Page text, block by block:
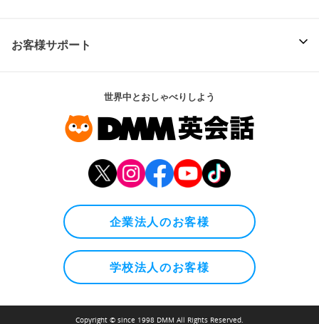
お客様サポート
世界中とおしゃべりしよう
企業法人のお客様
学校法人のお客様
Copyright © since 1998 DMM All Rights Reserved.